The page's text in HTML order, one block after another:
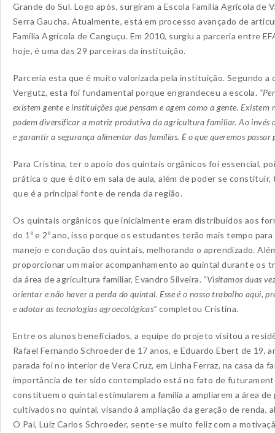
Grande do Sul. Logo após, surgiram a Escola Família Agrícola de
Serra Gaucha. Atualmente, está em processo avançado de
Família Agrícola de Canguçu. Em 2010, surgiu a parceria entre
hoje, é uma das 29 parceiras da instituição.
Parceria esta que é muito valorizada pela instituição. Segundo
Vergutz, esta foi fundamental porque engrandeceu a escola.
existem gente e instituições que pensam e agem como a gente.
podem diversificar a matriz produtiva da agricultura familiar. Ao invés
e garantir a segurança alimentar das famílias. É o que queremos passar
Para Cristina, ter o apoio dos quintais orgânicos foi essencial,
prática o que é dito em sala de aula, além de poder se
que é a principal fonte de renda da região.
Os quintais orgânicos que inicialmente eram distribuídos aos
do 1º e 2º ano, isso porque os estudantes terão mais tempo
manejo e condução dos quintais, melhorando o aprendizado.
proporcionar um maior acompanhamento ao quintal durante os
da área de agricultura familiar, Evandro Silveira. “Visitamos duas
orientar e não haver a perda do quintal. Esse é o nosso trabalho aqui,
e adotar as tecnologias agroecológicas” completou Cristina.
Entre os alunos beneficiados, a equipe do projeto visitou a
Rafael Fernando Schroeder de 17 anos, e Eduardo Ebert de 19,
parada foi no interior de Vera Cruz, em Linha Ferraz, na casa da
importância de ter sido contemplado está no fato de
constituem o quintal estimularem a família a ampliarem a área
cultivados no quintal, visando à ampliação da geração de renda,
O Pai, Luiz Carlos Schroeder, sente-se muito feliz com a